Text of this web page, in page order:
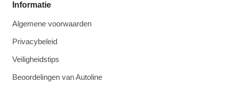
Informatie
Algemene voorwaarden
Privacybeleid
Veiligheidstips
Beoordelingen van Autoline